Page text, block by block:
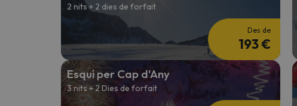
Vaja! Sembla que el nostre cercador ha perdut el
2 nits + 2 dies de forfait
Des de
193 €
Esquí per Cap d'Any
3 nits + 2 Dies de forfait